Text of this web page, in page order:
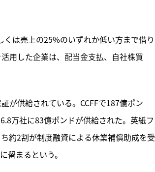
は売上の25%のいずれか低い方まで借り
用した企業は、配当金支払、自社株買
が供給されている。CCFFで187億ポン
万社に83億ポンドが供給された。英紙フ
約2割が制度融資による休業補償助成を受
留まるという。